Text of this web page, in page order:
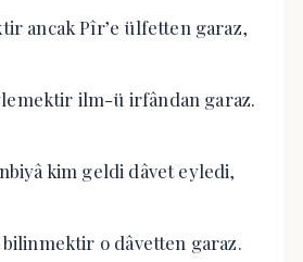
ancak Pîr’e ülfetten garaz,
ilm-ü irfândan garaz.
kim geldi dâvet eyledi,
bilinmektir o dâvetten garaz.